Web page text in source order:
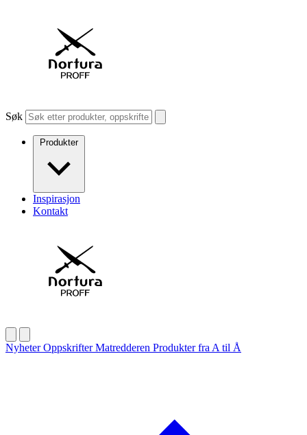
Søk
Produkter
Inspirasjon
Kontakt
NyheterOppskrifterMatredderen Produkter fra A til Å